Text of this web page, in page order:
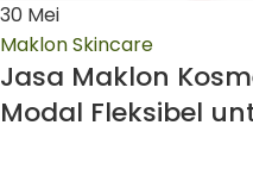
30 Mei
Maklon Skincare
Jasa Maklon
Modal Fleksibel